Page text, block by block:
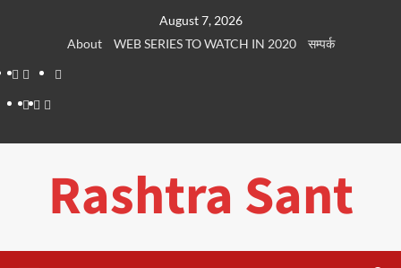
August 7, 2026
About
WEB SERIES TO WATCH IN 2020
सम्पर्क
About
WEB
SERIES
Dehradun
LifePlaces
सम्पर्क
Rashtra Sant